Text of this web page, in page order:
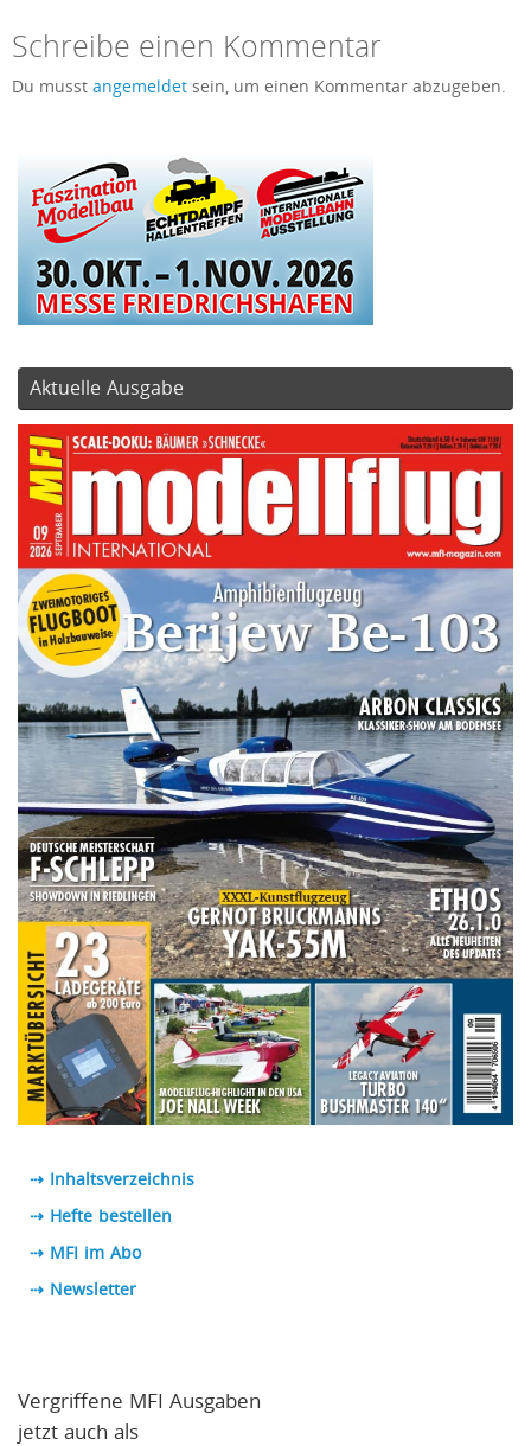
Schreibe einen Kommentar
Du musst angemeldet sein, um einen Kommentar abzugeben.
Aktuelle Ausgabe
⇢ Inhaltsverzeichnis
⇢ Hefte bestellen
⇢ MFI im Abo
⇢ Newsletter
Vergriffene MFI Ausgaben
jetzt auch als